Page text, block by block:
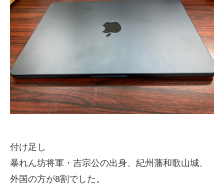
付け足し
暴れん坊将軍・吉宗公の出身、紀州藩和歌山城、
外国の方が8割でした。